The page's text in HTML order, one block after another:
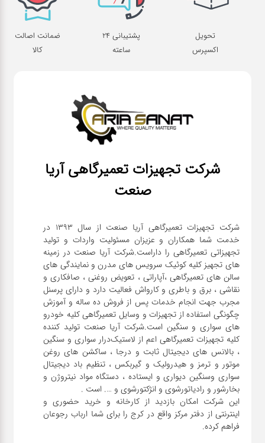
تحویل
اکسپرس
پشتیبانی 24
ساعته
ضمانت اصالت
کالا
شرکت تجهیزات تعمیرگاهی آریا
صنعت
شرکت تجهیزات تعمیرگاهی آریا صنعت از سال ۱۳۹۳ در
خدمت شما همکاران و عزیزان مسئولیت واردات و تولید
تجهیزاتی تعمیرگاهی را داراست.شرکت آریا صنعت در زمینه
های تجهیز کلیه کوئیک سرویس های مدرن و نمایندگی های
سالن های تعمیرگاهی ،آپاراتی ، تعویض روغنی ، صافکاری و
نقاشی ، برق و باطری و کارواش فعالیت دارد و دارای پرسنل
مجرب جهت انجام خدمات پس از فروش ده ساله و آموزش
چگونگی استفاده از تجهیزات و وسایل تعمیرگاهی کلیه خودرو
های سواری و سنگین است.شرکت آریا صنعت تولید کننده
کلیه تجهیزات تعمیرگاهی اعم از لاستیک‌درار سواری و ‌سنگین
، بالانس های دیجیتال ثابت و درجا ، ساکشن های روغن
موتور و ترمز و هیدرولیک و گیربکس ، تنظیم باد دیجیتال
سواری و‌سنگین دیواری و ایستاده ، دستگاه مواد نیتروژن و
این شرکت امکان بازدید از کارخانه و خرید حضوری و
اینترنتی از دفتر مرکز واقع در کرج را برای شما ارباب رجوعان
فراهم کرده.